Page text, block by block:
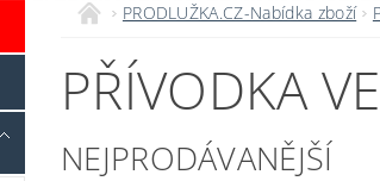
PRODLUŽKA.CZ-Nabídka zboží
PŘÍVODKA
NEJPRODÁVANĚJŠÍ